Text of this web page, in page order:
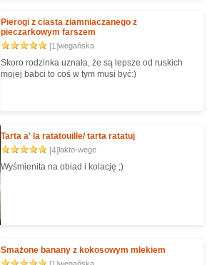
Pierogi z ciasta ziamniaczanego z
pieczarkowym farszem
[1]wegańska
Skoro rodzinka uznała, że są lepsze od ruskich
mojej babci to coś w tym musi być:)
Tarta a' la ratatouille/ tarta ratatuj
[4]lakto-wege
Wyśmienita na obiad i kolację ;)
Smażone banany z kokosowym mlekiem